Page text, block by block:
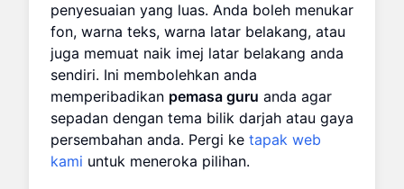
penyesuaian yang luas. Anda boleh menukar
fon, warna teks, warna latar belakang, atau
juga memuat naik imej latar belakang anda
sendiri. Ini membolehkan anda
memperibadikan pemasa guru anda agar
sepadan dengan tema bilik darjah atau gaya
persembahan anda. Pergi ke tapak web
kami untuk meneroka pilihan.